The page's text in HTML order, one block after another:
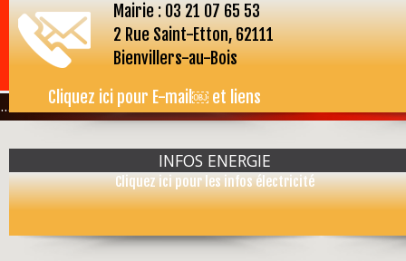
Mairie : 03 21 07 65 53
2 Rue Saint-Etton, 62111
Bienvillers-au-Bois
Cliquez ici pour E-mail￼ et liens
INFOS ENERGIE
Cliquez ici pour les infos électricité
...